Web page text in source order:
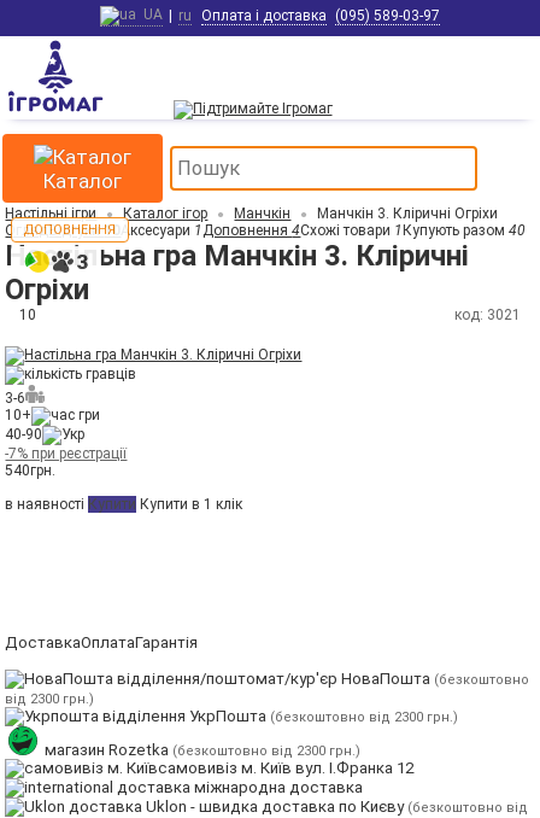
UA | ru Оплата і доставка (095) 589-03-97
Каталог
Настільні ігри Каталог ігор Манчкін
Манчкін 3. Кліричні Огріхи
ОглядВідгуки10 Аксесуари 1Доповнення4Схожі товари 1 Купують разом40
Настільна гра Манчкін 3. Кліричні
Огріхи
10 код: 3021
3-6
10+
40-90
ДОПОВНЕННЯ
-7% при реєстрації
540грн.
в наявності Купити Купити в 1 клік
ДоставкаОплатаГарантія
відділення/поштомат/кур'єр НоваПошта (безкоштовно
від 2300 грн.)
відділення УкрПошта (безкоштовно від 2300 грн.)
магазин Rozetka (безкоштовно від 2300 грн.)
самовивіз м. Київ вул. І.Франка 12
міжнародна доставка
Uklon - швидка доставка по Києву (безкоштовно від